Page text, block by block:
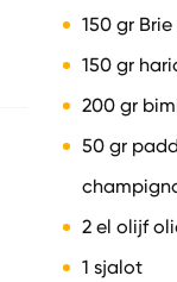
150 gr
150 gr
200 gr
50 gr
2 el olijf
1 sjalot